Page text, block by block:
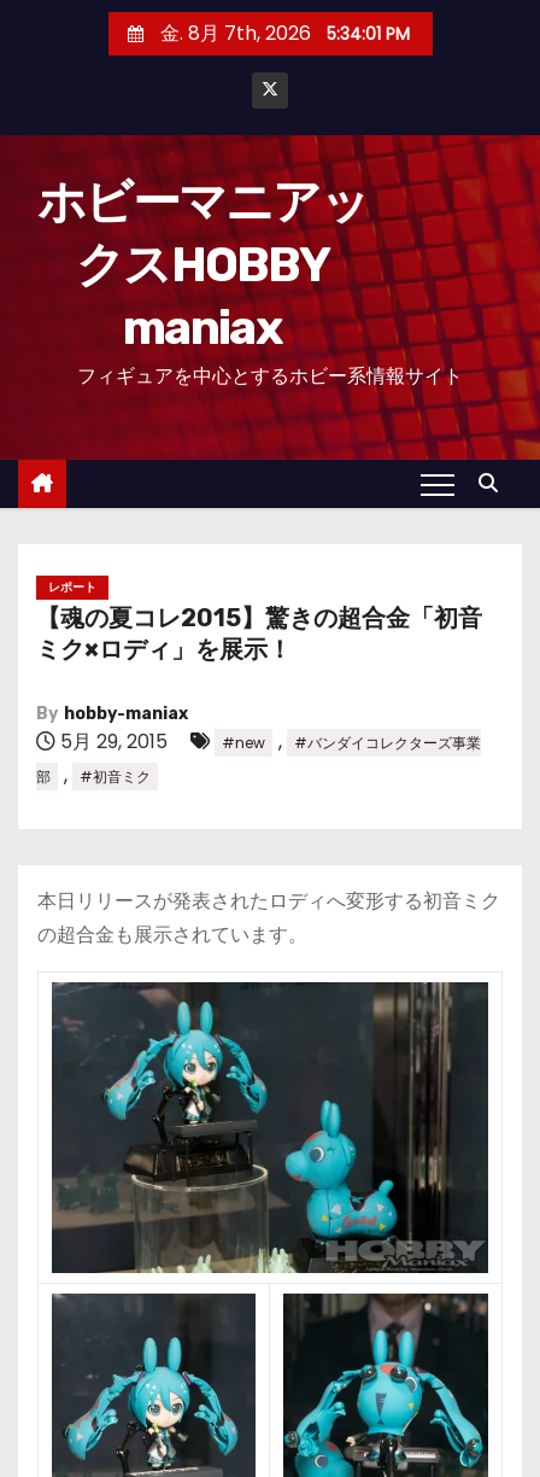
金. 8月 7th, 2026 5:34:01 PM
ホビーマニアッ
クスHOBBY
maniax
フィギュアを中心とするホビー系情報サイト
レポート
【魂の夏コレ2015】驚きの超合金「初音
ミク×ロディ」を展示！
By hobby-maniax
5月 29, 2015 #new ,
#バンダイコレクターズ事業
部
, #初音ミク
本日リリースが発表されたロディへ変形する初音ミク
の超合金も展示されています。